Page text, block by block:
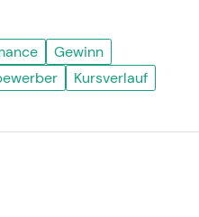
Gewinn
Kursverlauf